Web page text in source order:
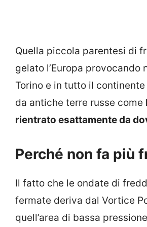
Quella piccola parentesi di
gelato l’Europa provocando
Torino e in tutto il
da antiche terre russe come
rientrato esattamente da
Perché non fa più
Il fatto che le ondate di
fermate deriva dal Vortice
quell’area di bassa pressione